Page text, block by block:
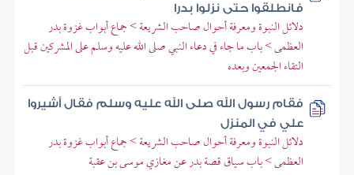
فانطلقوا حتى نزلوا بدرا
دلائل النبوة ومعرفة أحوال صاحب الشريعة > جماع أبواب غزوة بدر
العظمى > باب ما جاء في دعاء النبي صلى الله عليه وسلم على المشركين قبل
التقاء الجمعين وبعده
فقام رسول الله صلى الله عليه وسلم فقال أشيروا
علي في المنزل
دلائل النبوة ومعرفة أحوال صاحب الشريعة > جماع أبواب غزوة بدر
العظمى > باب سياق قصة بدر عن مغازي موسى بن عقبة